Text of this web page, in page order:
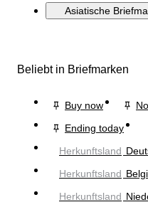
Asiatische
Beliebt in Briefmarken
Buy now
Ending today
Herkunftsland
Herkunftsland
Herkunftsland